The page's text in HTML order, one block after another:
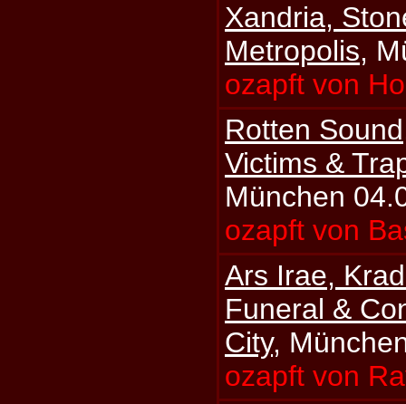
Xandria,
Metropolis,
ozapft von
Rotten
Victims &
München
ozapft von
Ars Irae,
Funeral &
City,
ozapft von